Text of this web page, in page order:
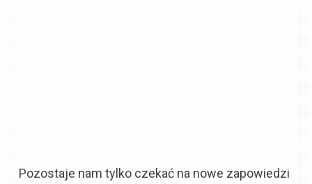
Pozostaje nam tylko czekać na nowe zapowiedzi